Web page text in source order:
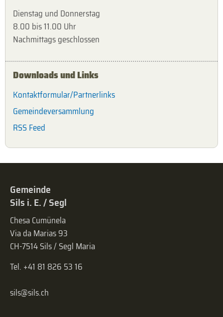
Dienstag und Donnerstag
8.00 bis 11.00 Uhr
Nachmittags geschlossen
Downloads und Links
Kontaktformular/Partnerlinks
Gemeindeversammlung
RSS Feed
Gemeinde
Sils i. E. / Segl
Chesa Cumünela
Via da Marias 93
CH-7514 Sils / Segl Maria
Tel. +41 81 826 53 16
sils@sils.ch